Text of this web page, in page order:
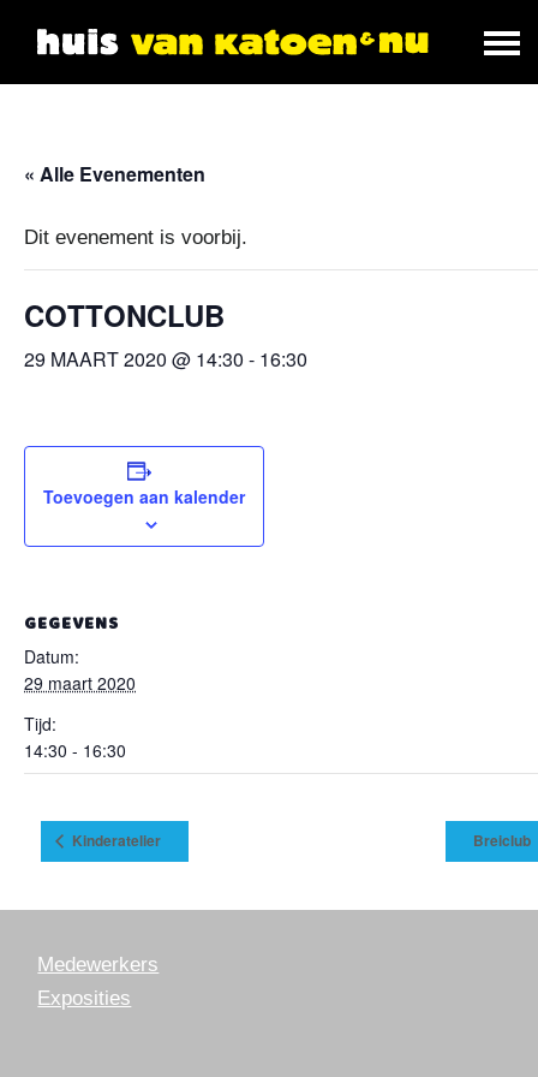
« Alle Evenementen
Dit evenement is voorbij.
COTTONCLUB
29 MAART 2020 @ 14:30 - 16:30
Toevoegen aan kalender
GEGEVENS
Datum:
29 maart 2020
Tijd:
14:30 - 16:30
Kinderatelier Breiclub
Medewerkers
Exposities